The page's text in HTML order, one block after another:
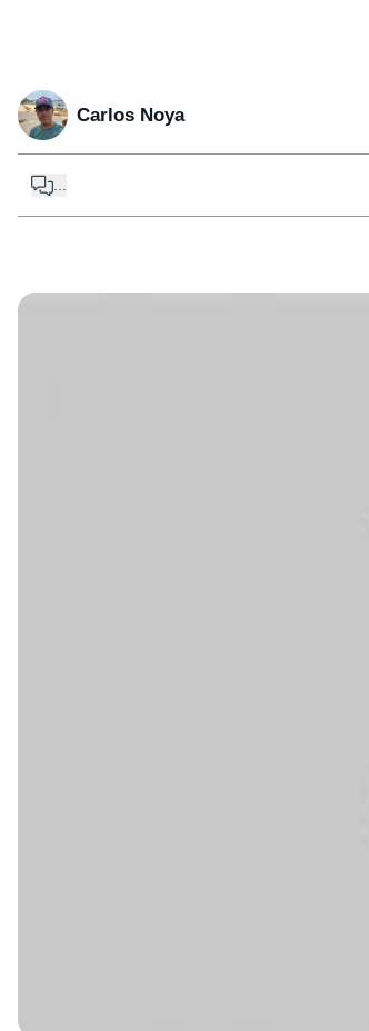
Carlos Noya